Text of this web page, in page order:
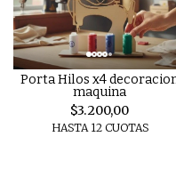
Porta Hilos x4
maquina
$3.200,00
HASTA 12 CUOTAS